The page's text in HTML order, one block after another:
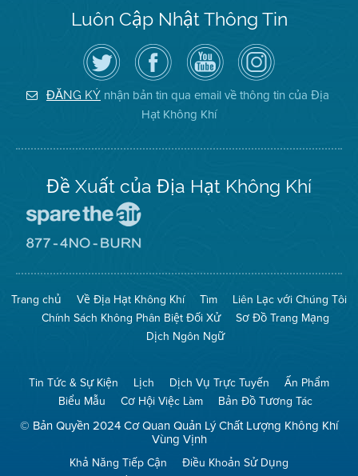
Luôn Cập Nhật Thông Tin
Hãy
theo
dõi
Địa
Hạt
Không
Truy
cập
Trang
Facebook
của
Địa
Hạt
Kênh
YouTube
của
Địa
Hạt
Không
Khí
Air
District
on
Instagram
ĐĂNG KÝ nhận bản tin qua email về thông tin của Địa
Hạt Không Khí
Đề Xuất của Địa Hạt Không Khí
The
(Bảo
Toàn
Không
Khí)
Mạng
No
Burn
(Không
Đốt)
Trang chủ Về Địa Hạt Không Khí Tìm
Liên Lạc với Chúng Tôi
Chính Sách Không Phân Biệt Đối Xử
Sơ Đồ Trang Mạng
Dịch Ngôn Ngữ
Tin Tức & Sự Kiện Lịch Dịch Vụ Trực Tuyến
Ấn Phẩm
Biểu Mẫu
Cơ Hội Việc Làm Bản Đồ Tương Tác
© Bản Quyền 2024 Cơ Quan Quản Lý Chất Lượng Không Khí
Vùng Vịnh
Khả Năng Tiếp Cận
Điều Khoản Sử Dụng